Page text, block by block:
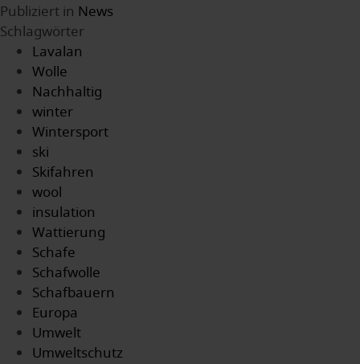
Publiziert in News
Schlagwörter
Lavalan
Wolle
Nachhaltig
winter
Wintersport
ski
Skifahren
wool
insulation
Wattierung
Schafe
Schafwolle
Schafbauern
Europa
Umwelt
Umweltschutz